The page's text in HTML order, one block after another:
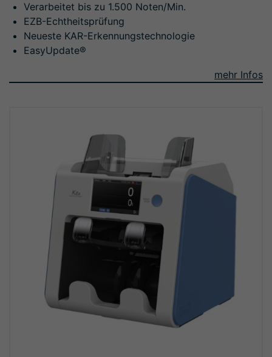
Verarbeitet bis zu 1.500 Noten/Min.
EZB-Echtheitsprüfung
Neueste KAR-Erkennungstechnologie
EasyUpdate®
mehr Infos